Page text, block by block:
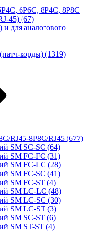
6P6C, 8P4C, 8P8C
45) (67)
для аналогового
корды) (1319)
RJ45-8P8C/RJ45 (677)
SM SC-SC (64)
SM FC-FC (31)
SM FC-LC (28)
SM FC-SC (41)
SM FC-ST (4)
SM LC-LC (48)
SM LC-SC (30)
SM LC-ST (3)
SM SC-ST (6)
SM ST-ST (4)